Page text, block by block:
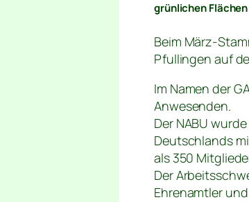
grünlichen
Beim März-
Pfullingen auf
Im Namen der
Anwesenden.
Der NABU
Deutschlands
als 350
Der
Ehrenamtler